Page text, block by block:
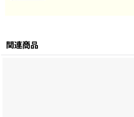
関連商品